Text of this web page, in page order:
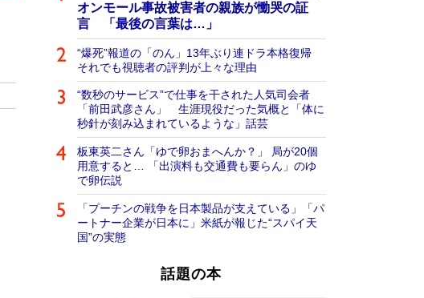
オンモール事故被害者の親族が慟哭の証
言 「最後の言葉は…」
“爆死”報道の「のん」13年ぶり連ドラ本格復帰
それでも視聴者の評判が上々な理由
“数秒のサービス”で仕事を干された人気司会者
「前田武彦さん」 生涯現役だった気概と「体に
秒針が刻み込まれているような」話芸
板東英二さん「ゆで卵おまへんか？」 局が20個
用意すると… 「出演料も交通費も要らん」のゆ
で卵伝説
「プーチンの戦争を日本製品が支えている」「パ
ートナー企業が日本に」米紙が報じた“スパイ天
国”の実態
話題の本